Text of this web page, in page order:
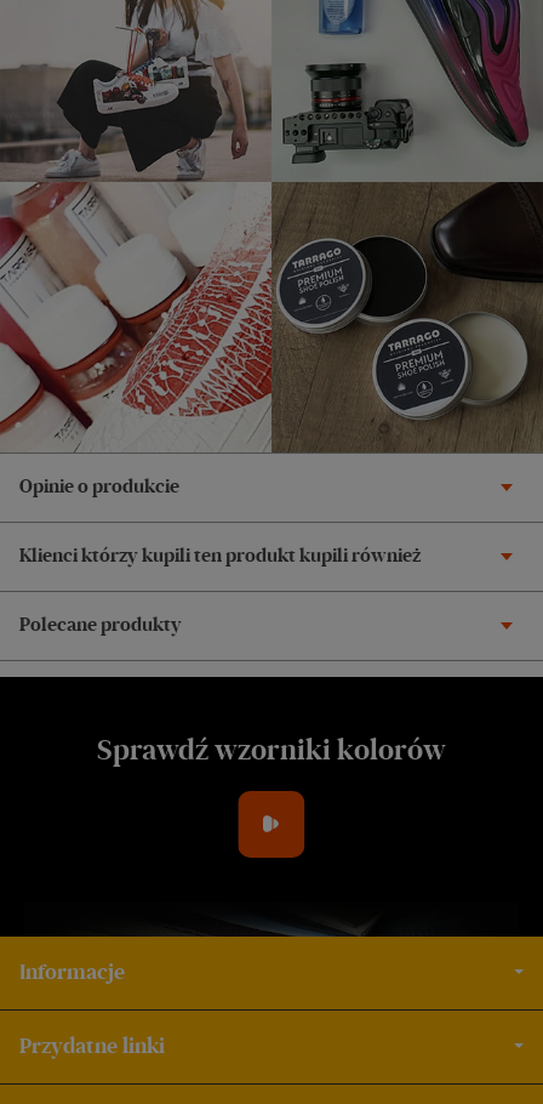
Opinie o produkcie
Klienci którzy kupili ten produkt kupili również
Polecane produkty
Sprawdź wzorniki kolorów
Informacje
Przydatne linki